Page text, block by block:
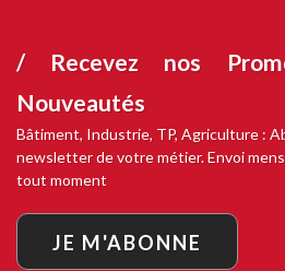
/ Recevez nos
Nouveautés
Bâtiment, Industrie, TP, Agriculture :
newsletter de votre métier. Envoi
tout moment
JE M'ABONNE